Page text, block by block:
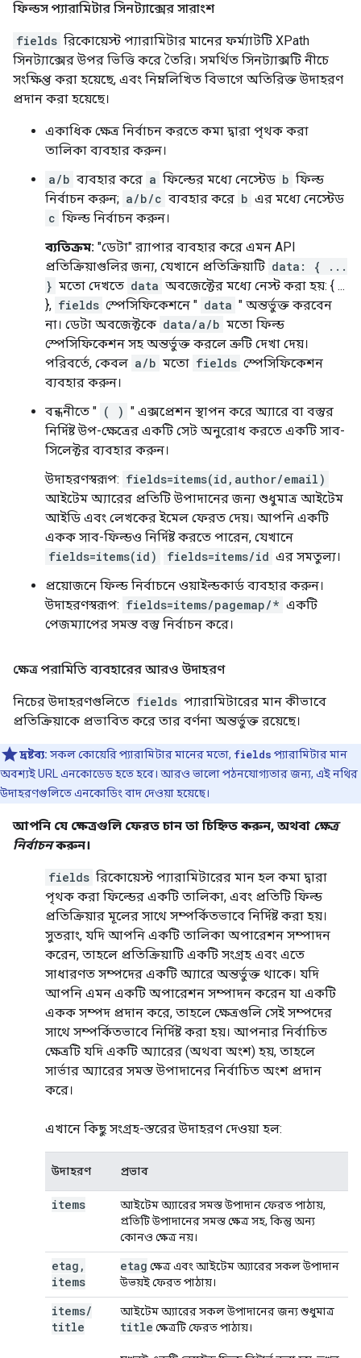
ফিল্ডস প্যারামিটার সিনট্যাক্সের সারাংশ
fields রিকোয়েস্ট প্যারামিটার মানের ফর্ম্যাটটি XPath
সিনট্যাক্সের উপর ভিত্তি করে তৈরি। সমর্থিত সিনট্যাক্সটি নীচে
সংক্ষিপ্ত করা হয়েছে, এবং নিম্নলিখিত বিভাগে অতিরিক্ত উদাহরণ
প্রদান করা হয়েছে।
একাধিক ক্ষেত্র নির্বাচন করতে কমা দ্বারা পৃথক করা
তালিকা ব্যবহার করুন।
a/b ব্যবহার করে a ফিল্ডের মধ্যে নেস্টেড b ফিল্ড
নির্বাচন করুন; a/b/c ব্যবহার করে b এর মধ্যে নেস্টেড
c ফিল্ড নির্বাচন করুন।
ব্যতিক্রম: "ডেটা" র‍্যাপার ব্যবহার করে এমন API
প্রতিক্রিয়াগুলির জন্য, যেখানে প্রতিক্রিয়াটি data: { ...
} মতো দেখতে data অবজেক্টের মধ্যে নেস্ট করা হয়: { ...
}, fields স্পেসিফিকেশনে " data " অন্তর্ভুক্ত করবেন
না। ডেটা অবজেক্টকে data/a/b মতো ফিল্ড
স্পেসিফিকেশন সহ অন্তর্ভুক্ত করলে ত্রুটি দেখা দেয়।
পরিবর্তে, কেবল a/b মতো fields স্পেসিফিকেশন
ব্যবহার করুন।
বন্ধনীতে " ( ) " এক্সপ্রেশন স্থাপন করে অ্যারে বা বস্তুর
নির্দিষ্ট উপ-ক্ষেত্রের একটি সেট অনুরোধ করতে একটি সাব-
সিলেক্টর ব্যবহার করুন।
উদাহরণস্বরূপ: fields=items(id,author/email)
আইটেম অ্যারের প্রতিটি উপাদানের জন্য শুধুমাত্র আইটেম
আইডি এবং লেখকের ইমেল ফেরত দেয়। আপনি একটি
একক সাব-ফিল্ডও নির্দিষ্ট করতে পারেন, যেখানে
fields=items(id)
fields=items/id এর সমতুল্য।
প্রয়োজনে ফিল্ড নির্বাচনে ওয়াইল্ডকার্ড ব্যবহার করুন।
উদাহরণস্বরূপ: fields=items/pagemap/* একটি
পেজম্যাপের সমস্ত বস্তু নির্বাচন করে।
ক্ষেত্র পরামিতি ব্যবহারের আরও উদাহরণ
নিচের উদাহরণগুলিতে fields প্যারামিটারের মান কীভাবে
প্রতিক্রিয়াকে প্রভাবিত করে তার বর্ণনা অন্তর্ভুক্ত রয়েছে।
দ্রষ্টব্য: সকল কোয়েরি প্যারামিটার মানের মতো, fields প্যারামিটার মান
অবশ্যই URL এনকোডেড হতে হবে। আরও ভালো পঠনযোগ্যতার জন্য, এই নথির
উদাহরণগুলিতে এনকোডিং বাদ দেওয়া হয়েছে।
আপনি যে ক্ষেত্রগুলি ফেরত চান তা চিহ্নিত করুন, অথবা ক্ষেত্র
নির্বাচনকরুন।
fields রিকোয়েস্ট প্যারামিটারের মান হল কমা দ্বারা
পৃথক করা ফিল্ডের একটি তালিকা, এবং প্রতিটি ফিল্ড
প্রতিক্রিয়ার মূলের সাথে সম্পর্কিতভাবে নির্দিষ্ট করা হয়।
সুতরাং, যদি আপনি একটি তালিকা অপারেশন সম্পাদন
করেন, তাহলে প্রতিক্রিয়াটি একটি সংগ্রহ এবং এতে
সাধারণত সম্পদের একটি অ্যারে অন্তর্ভুক্ত থাকে। যদি
আপনি এমন একটি অপারেশন সম্পাদন করেন যা একটি
একক সম্পদ প্রদান করে, তাহলে ক্ষেত্রগুলি সেই সম্পদের
সাথে সম্পর্কিতভাবে নির্দিষ্ট করা হয়। আপনার নির্বাচিত
ক্ষেত্রটি যদি একটি অ্যারের (অথবা অংশ) হয়, তাহলে
সার্ভার অ্যারের সমস্ত উপাদানের নির্বাচিত অংশ প্রদান
করে।
এখানে কিছু সংগ্রহ-স্তরের উদাহরণ দেওয়া হল:
উদাহরণ প্রভাব
items
আইটেম অ্যারের সমস্ত উপাদান ফেরত পাঠায়,
প্রতিটি উপাদানের সমস্ত ক্ষেত্র সহ, কিন্তু অন্য
কোনও ক্ষেত্র নয়।
etag ,
items
etag ক্ষেত্র এবং আইটেম অ্যারের সকল উপাদান
উভয়ই ফেরত পাঠায়।
items/
title
আইটেম অ্যারের সকল উপাদানের জন্য শুধুমাত্র
title ক্ষেত্রটি ফেরত পাঠায়।